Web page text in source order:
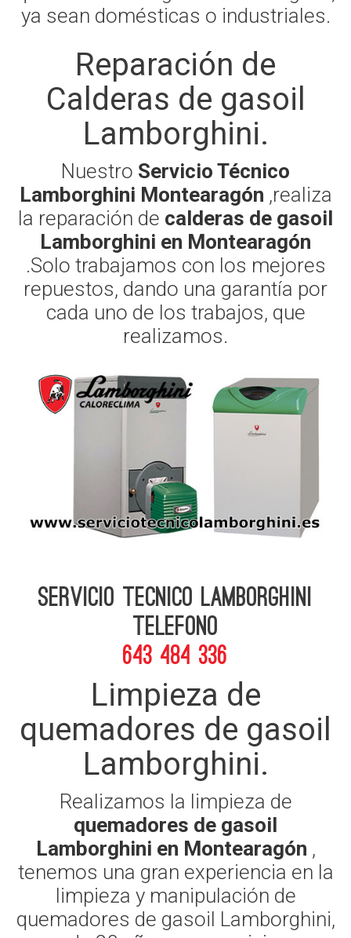
ya sean domésticas o industriales.
Reparación de
Calderas de gasoil
Lamborghini.
Nuestro Servicio Técnico
Lamborghini Montearagón ,realiza
la reparación de calderas de gasoil
Lamborghini en Montearagón
.Solo trabajamos con los mejores
repuestos, dando una garantía por
cada uno de los trabajos, que
realizamos.
Servicio Tecnico Lamborghini
telefono
643 484 336
Limpieza de
quemadores de gasoil
Lamborghini.
Realizamos la limpieza de
quemadores de gasoil
Lamborghini en Montearagón ,
tenemos una gran experiencia en la
limpieza y manipulación de
quemadores de gasoil Lamborghini,